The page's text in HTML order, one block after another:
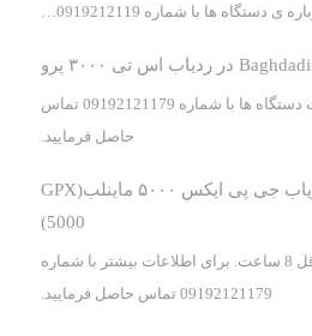
دستگاه ها با شماره 0919212119…
Baghdadi درردیاب اس تی ۳۰۰۰ پرو
برای اطلاع از قیمت دستگاه ها با شماره 09192121179 تماس
حاصل فرمایید.
فلزیاب جی پی ایکس ۵۰۰۰ ماینلب(GPX
5000)
سلام حداقل 8 ساعت. برای اطلاعات بیشتر با شماره
09192121179 تماس حاصل فرمایید.